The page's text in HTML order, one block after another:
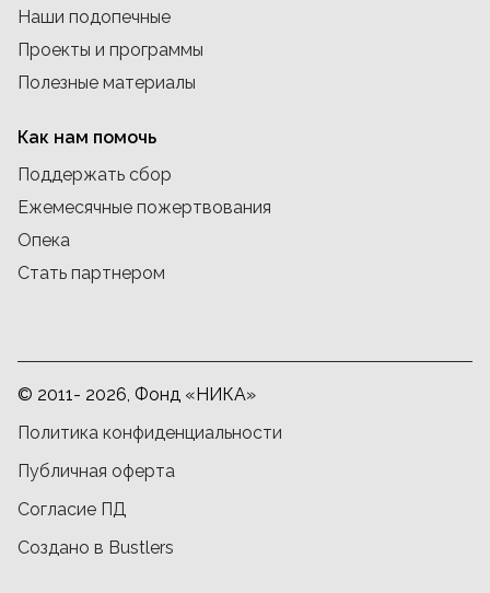
Наши подопечные
Проекты и программы
Полезные материалы
Как нам помочь
Поддержать сбор
Ежемесячные пожертвования
Опека
Стать партнером
© 2011- 2026, Фонд «НИКА»
Политика конфиденциальности
Публичная оферта
Согласие ПД
Создано в Bustlers